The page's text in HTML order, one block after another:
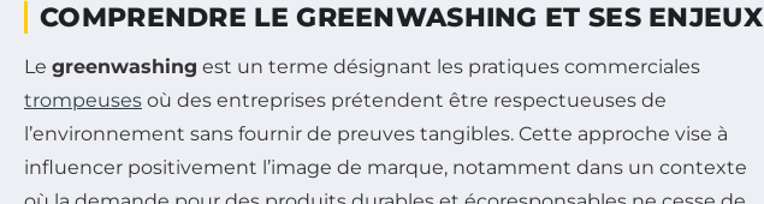
COMPRENDRE LE GREENWASHING ET SES ENJEUX
Le greenwashing est un terme désignant les pratiques commerciales
trompeuses où des entreprises prétendent être respectueuses de
l’environnement sans fournir de preuves tangibles. Cette approche vise à
influencer positivement l’image de marque, notamment dans un contexte